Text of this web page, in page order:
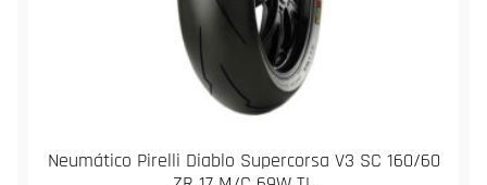
Neumático Pirelli Diablo Supercorsa V3 SC 160/60